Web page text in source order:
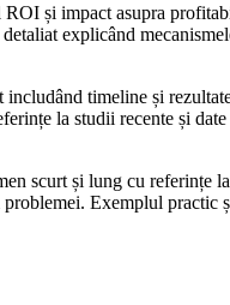
și impact asupra
explicând
timeline și
la studii recente și
scurt și lung cu referințe
Exemplul practic